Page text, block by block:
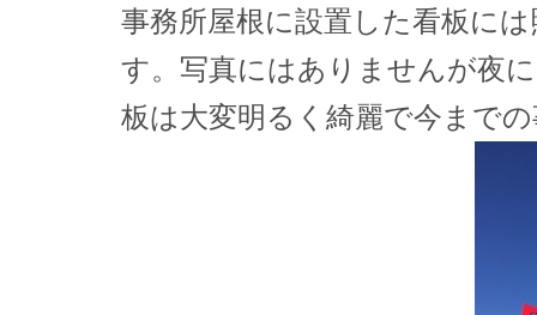
事務所屋根に設置した看板に
す。写真にはありませんが夜
板は大変明るく綺麗で今まで